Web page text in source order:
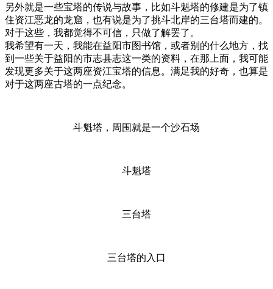
另外就是一些宝塔的传说与故事，比如斗魁塔的修建是为了镇
住资江恶龙的龙窟，也有说是为了挑斗北岸的三台塔而建的。
对于这些，我都觉得不可信，只做了解罢了。
我希望有一天，我能在益阳市图书馆，或者别的什么地方，找
到一些关于益阳的市志县志这一类的资料，在那上面，我可能
发现更多关于这两座资江宝塔的信息。满足我的好奇，也算是
对于这两座古塔的一点纪念。
斗魁塔，周围就是一个沙石场
斗魁塔
三台塔
三台塔的入口